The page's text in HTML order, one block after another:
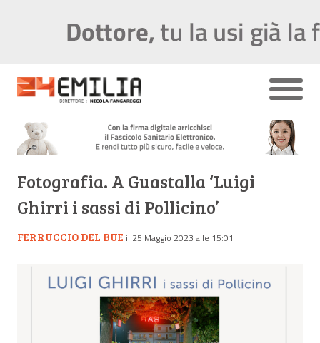
Fotografia. A Guastalla ‘Luigi
Ghirri i sassi di Pollicino’
FERRUCCIO DEL BUE il 25 Maggio 2023 alle 15:01